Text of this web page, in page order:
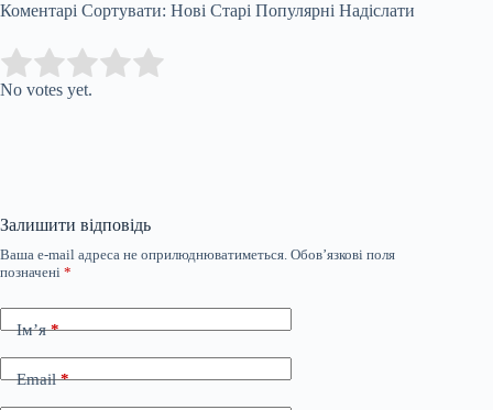
Коментарі Сортувати: Нові Старі Популярні Надіслати
Rate this item:
No votes yet.
Залишити відповідь
Ваша e-mail адреса не оприлюднюватиметься. Обов’язкові поля
позначені *
Ім’я*
Email*